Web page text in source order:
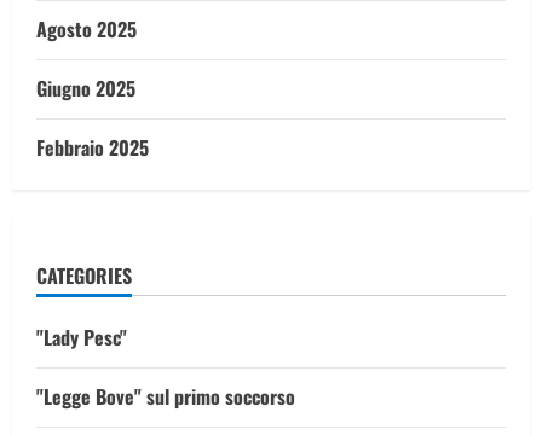
Agosto 2025
Giugno 2025
Febbraio 2025
CATEGORIES
"Lady Pesc"
"Legge Bove" sul primo soccorso